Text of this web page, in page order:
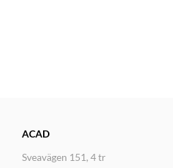
ACAD
Sveavägen 151, 4 tr